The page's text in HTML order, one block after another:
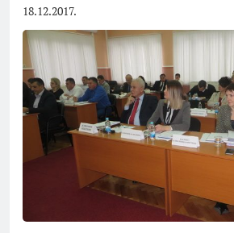
18.12.2017.